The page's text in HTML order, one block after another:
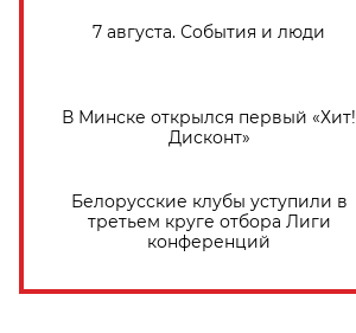
7 августа. События и люди
В Минске открылся первый «Хит!
Дисконт»
Белорусские клубы уступили в
третьем круге отбора Лиги
конференций